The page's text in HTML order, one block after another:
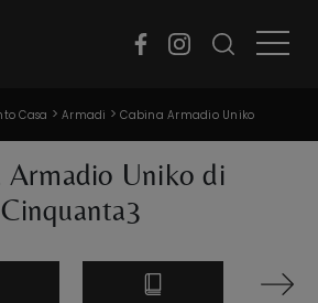
Casa >Armadi >Cabina Armadio Uniko
Armadio Uniko di
Cinquanta3